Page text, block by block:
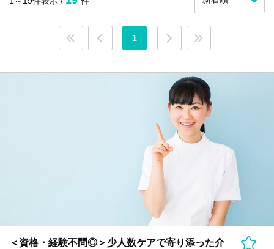
1
＜資格・経験不問◎＞少人数ケアで寄り添った介